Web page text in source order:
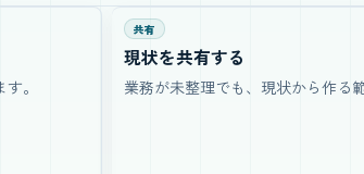
。
共有
現状を共有する
業務が未整理でも、現状から作る